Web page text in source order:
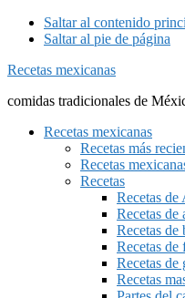
Saltar al contenido
Saltar al pie de página
Recetas mexicanas
comidas tradicionales de
Recetas mexicanas
Recetas más
Recetas
Recetas
Recetas
Recetas de
Recetas de
Recetas de
Recetas de
Recetas